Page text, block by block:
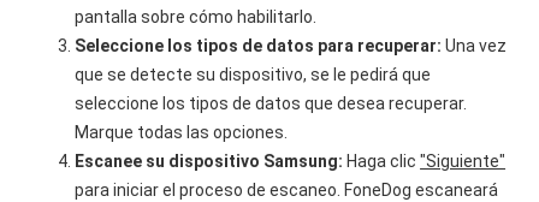
pantalla sobre cómo habilitarlo.
Seleccione los tipos de datos para recuperar: Una vez
que se detecte su dispositivo, se le pedirá que
seleccione los tipos de datos que desea recuperar.
Marque todas las opciones.
Escanee su dispositivo Samsung: Haga clic"Siguiente"
para iniciar el proceso de escaneo. FoneDog escaneará